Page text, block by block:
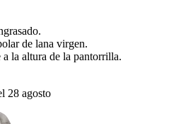
de lana virgen.
a la altura de la pantorrilla.
28 agosto